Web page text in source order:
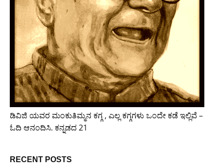
ಡಿವಿಜಿ ಯವರ ಮಂಕುತಿಮ್ಮನ ಕಗ್ಗ , ಎಲ್ಲ ಕಗ್ಗಗಳು ಒಂದೇ ಕಡೆ ಇಲ್ಲಿವೆ –
ಓದಿ ಆನಂದಿಸಿ. ಕನ್ನಡದ 21
RECENT POSTS